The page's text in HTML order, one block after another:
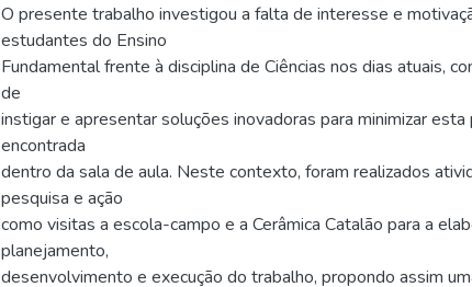
O presente trabalho investigou a falta de interesse e
estudantes do Ensino
Fundamental frente à disciplina de Ciências nos dias atuais,
de
instigar e apresentar soluções inovadoras para minimizar
encontrada
dentro da sala de aula. Neste contexto, foram realizados
pesquisa e ação
como visitas a escola-campo e a Cerâmica Catalão para a
planejamento,
desenvolvimento e execução do trabalho, propondo assim